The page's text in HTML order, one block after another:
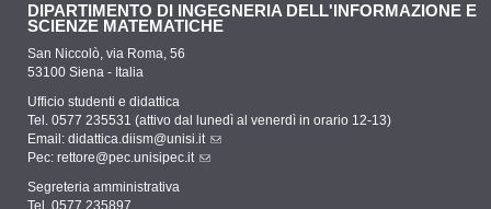
DIPARTIMENTO DI INGEGNERIA DELL'INFORMAZIONE E
SCIENZE MATEMATICHE
San Niccolò, via Roma, 56
53100 Siena - Italia
Ufficio studenti e didattica
Tel. 0577 235531 (attivo dal lunedì al venerdì in orario 12-13)
Email: didattica.diism@unisi.it
Pec: rettore@pec.unisipec.it
Segreteria amministrativa
Tel. 0577 235897